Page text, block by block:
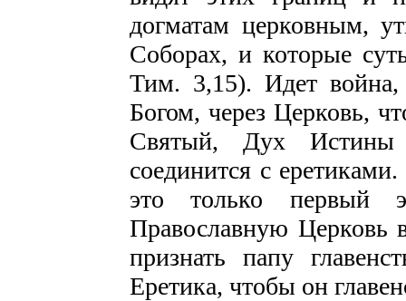
догматам церковным,
Соборах, и которые
Тим. 3,15). Идет война,
Богом, через Церковь,
Святый, Дух
соединится с
это только первый
Православную Церковь
признать папу
Еретика, чтобы он